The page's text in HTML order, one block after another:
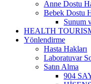
Anne Dostu
Bebek Dostu
Sunum
HEALTH
Yönlendirme
Hasta Hakları
Laboratuvar
Satın Alma
904